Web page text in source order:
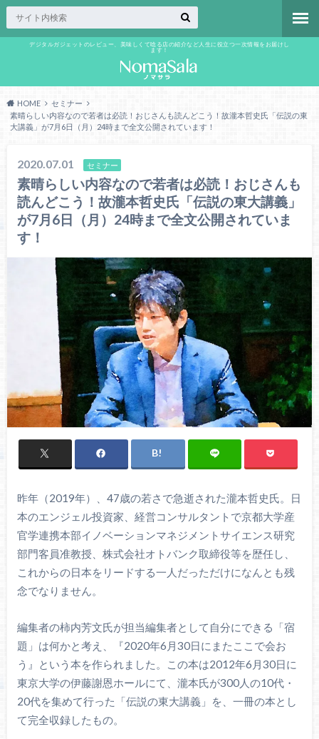
デジタルガジェットのレビュー、美味しくて唸る店の紹介など人生に役立つ一次情報をお届けし
ます！
HOME
セミナー
素晴らしい内容なので若者は必読！おじさんも読んどこう！故瀧本哲史氏「伝説の東
大講義」が7月6日（月）24時まで全文公開されています！
2020.07.01 セミナー
素晴らしい内容なので若者は必読！おじさんも
読んどこう！故瀧本哲史氏「伝説の東大講義」
が7月6日（月）24時まで全文公開されていま
す！
昨年（2019年）、47歳の若さで急逝された瀧本哲史氏。日
本のエンジェル投資家、経営コンサルタントで京都大学産
官学連携本部イノベーションマネジメントサイエンス研究
部門客員准教授、株式会社オトバンク取締役等を歴任し、
これからの日本をリードする一人だっただけになんとも残
念でなりません。
編集者の柿内芳文氏が担当編集者として自分にできる「宿
題」は何かと考え、『2020年6月30日にまたここで会お
う』という本を作られました。この本は2012年6月30日に
東京大学の伊藤謝恩ホールにて、瀧本氏が300人の10代・
20代を集めて行った「伝説の東大講義」を、一冊の本とし
て完全収録したもの。